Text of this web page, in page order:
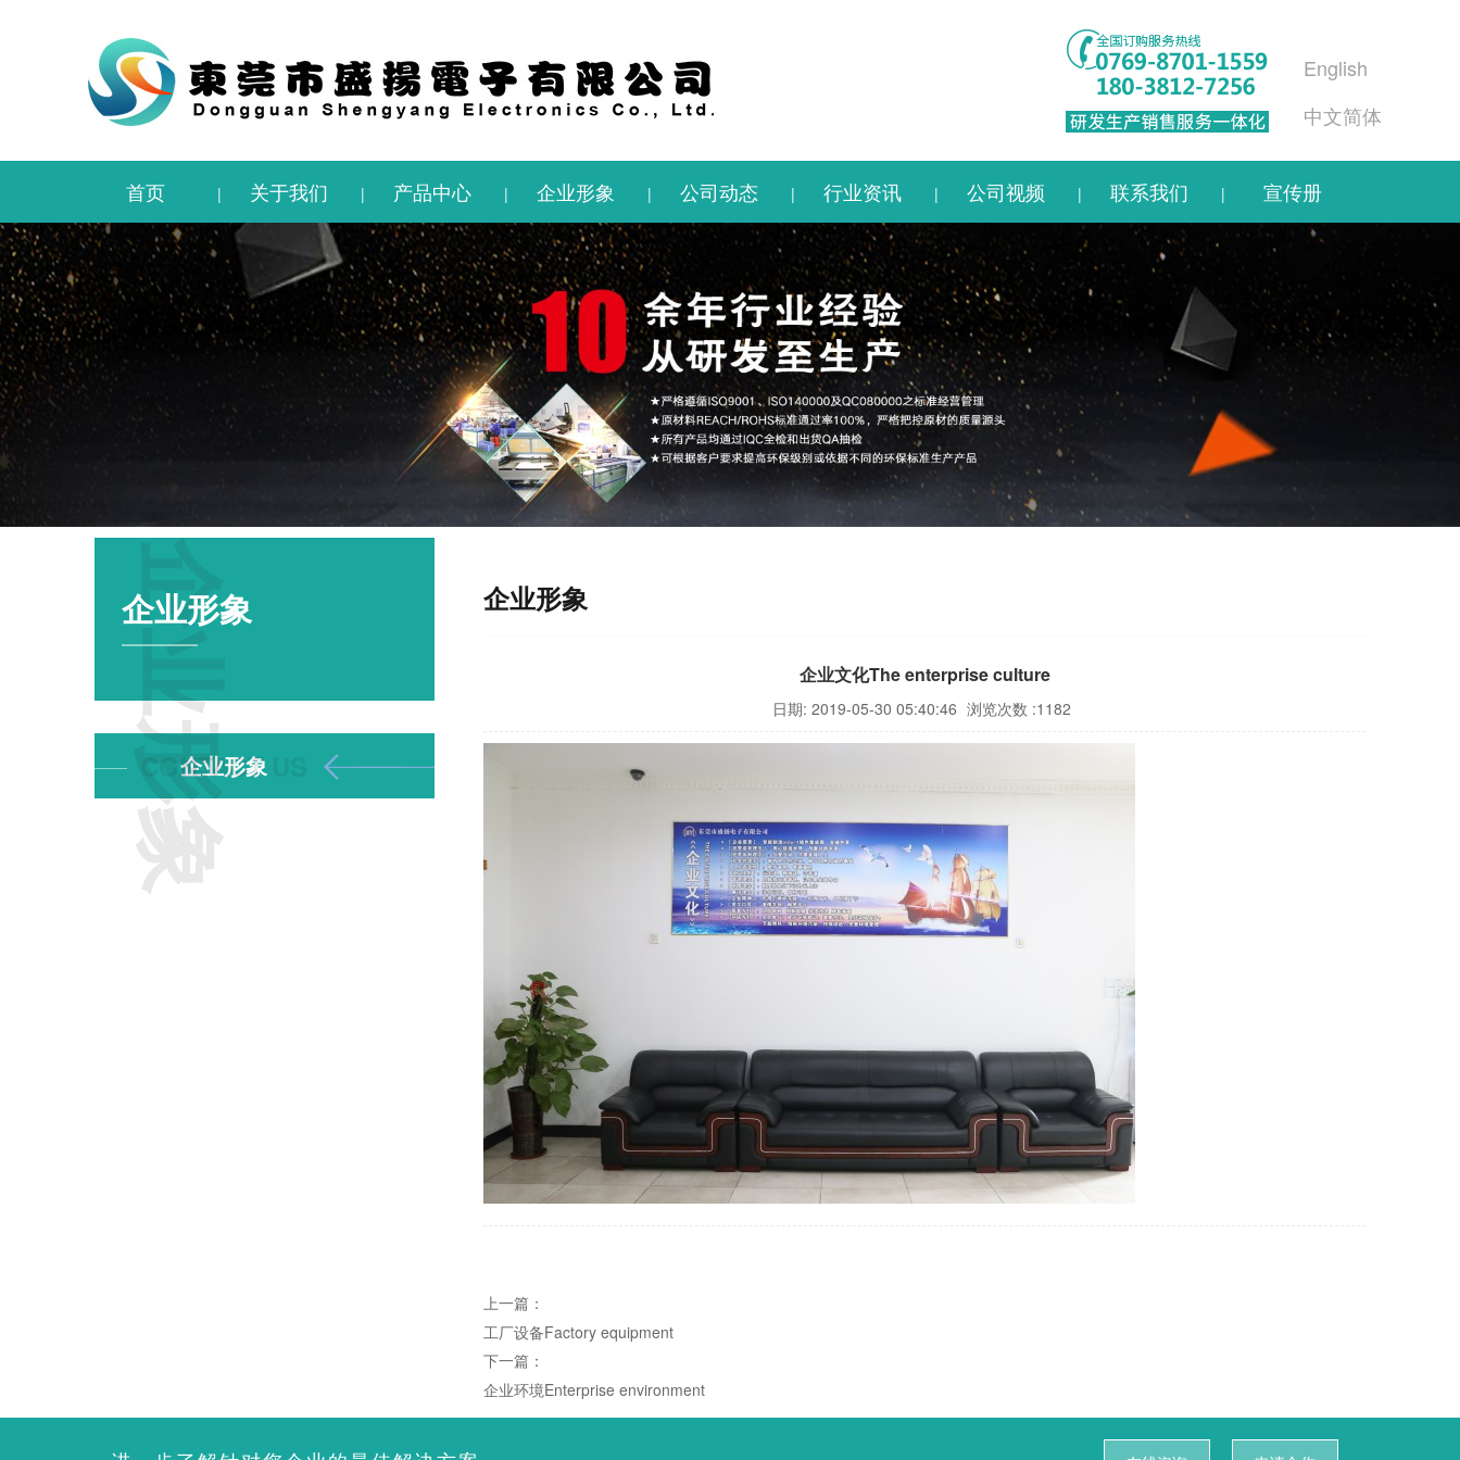
English
中文简体
首页 | 关于我们 | 产品中心 | 企业形象 | 公司动态 | 行业资讯 | 公司视频 | 联系我们 | 宣传册
企业形象
企业形象
企业形象
企业形象
企业文化The enterprise culture
日期: 2019-05-30 05:40:46 浏览次数 :1182
上一篇：
工厂设备Factory equipment
下一篇：
企业环境Enterprise environment